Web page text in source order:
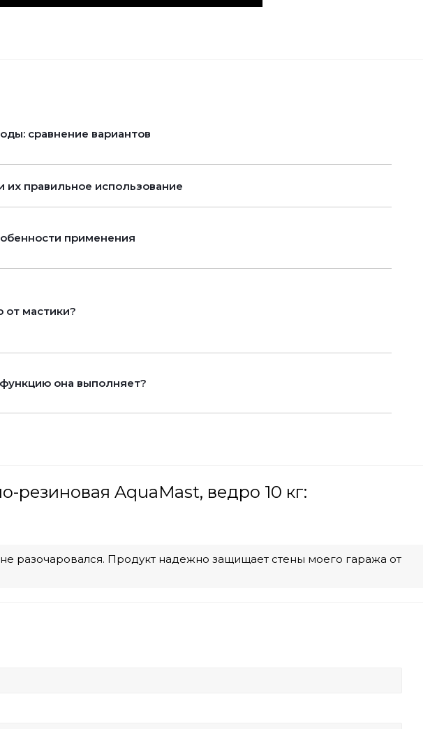
сравнение вариантов
правильное использование
применения
мастики?
она выполняет?
резиновая AquaMast, ведро 10 кг:
разочаровался. Продукт надежно защищает стены моего гаража от